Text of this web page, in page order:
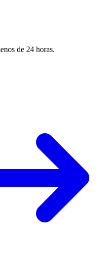
de 24 horas.